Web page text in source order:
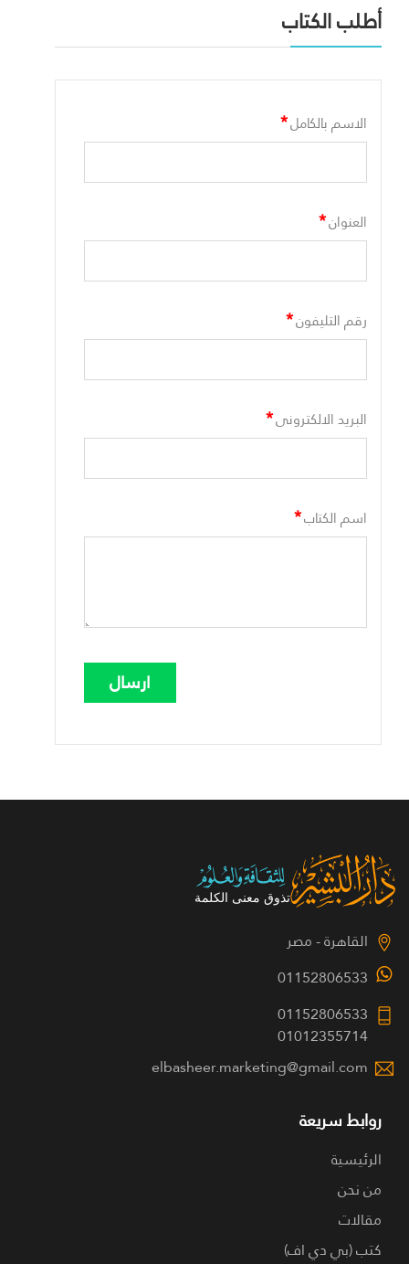
أطلب الكتاب
الاسم بالكامل*
العنوان*
رقم التليفون*
البريد الالكترونى*
اسم الكتاب*
القاهرة - مصر
01152806533
01152806533
01012355714
elbasheer.marketing@gmail.com
روابط سريعة
الرئيسية
من نحن
مقالات
كتب (بي دي اف)